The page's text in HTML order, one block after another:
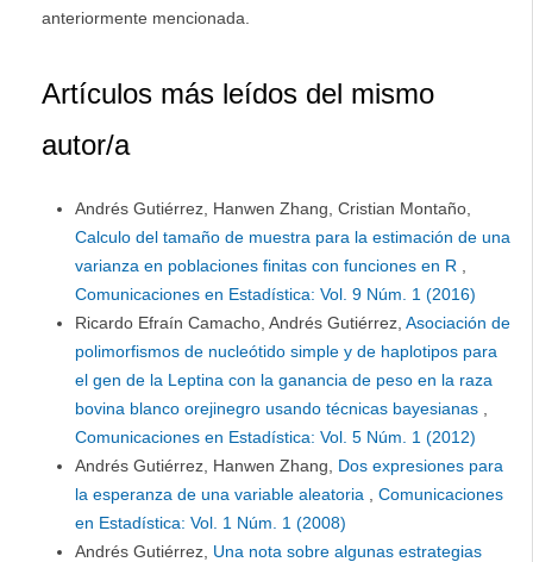
anteriormente mencionada.
Artículos más leídos del mismo
autor/a
Andrés Gutiérrez, Hanwen Zhang, Cristian Montaño,
Calculo del tamaño de muestra para la estimación de una
varianza en poblaciones finitas con funciones en R
Comunicaciones en Estadística: Vol. 9 Núm. 1 (2016)
Ricardo Efraín Camacho, Andrés Gutiérrez, Asociación de
polimorfismos de nucleótido simple y de haplotipos para
el gen de la Leptina con la ganancia de peso en la raza
bovina blanco orejinegro usando técnicas bayesianas
Comunicaciones en Estadística: Vol. 5 Núm. 1 (2012)
Andrés Gutiérrez, Hanwen Zhang, Dos expresiones para
la esperanza de una variable aleatoria
Comunicaciones
en Estadística: Vol. 1 Núm. 1 (2008)
Andrés Gutiérrez, Una nota sobre algunas estrategias